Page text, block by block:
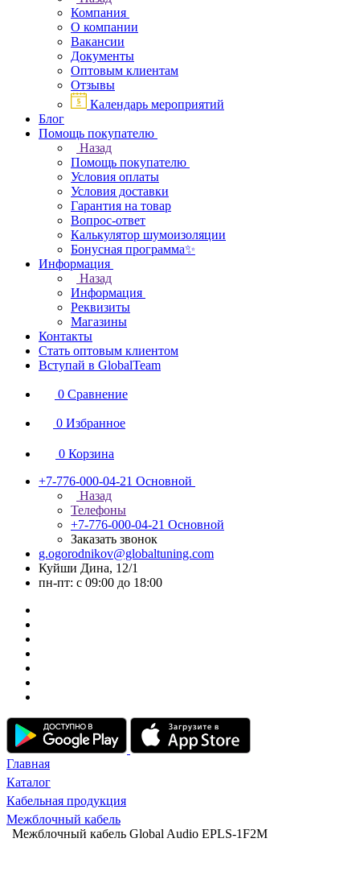
Компания
О компании
Вакансии
Документы
Оптовым клиентам
Отзывы
Календарь мероприятий
Блог
Помощь покупателю
Назад
Помощь покупателю
Условия оплаты
Условия доставки
Гарантия на товар
Вопрос-ответ
Калькулятор шумоизоляции
Бонусная программа✨
Информация
Назад
Информация
Реквизиты
Магазины
Контакты
Стать оптовым клиентом
Вступай в GlobalTeam
0 Сравнение
0 Избранное
0 Корзина
+7-776-000-04-21 Основной
Назад
Телефоны
+7-776-000-04-21 Основной
Заказать звонок
g.ogorodnikov@globaltuning.com
Куйши Дина, 12/1
пн-пт: с 09:00 до 18:00
Главная
Каталог
Кабельная продукция
Межблочный кабель
Межблочный кабель Global Audio EPLS-1F2M